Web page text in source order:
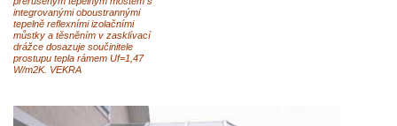
integrovanými oboustrannými
tepelně reflexními izolačními
můstky a těsněním v zasklívací
drážce dosazuje součinitele
prostupu tepla rámem Uf=1,47
W/m2K. VEKRA